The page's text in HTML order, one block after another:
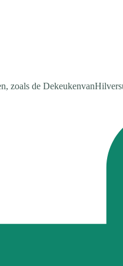
zoals de